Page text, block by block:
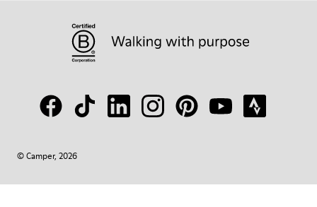
© Camper, 2026